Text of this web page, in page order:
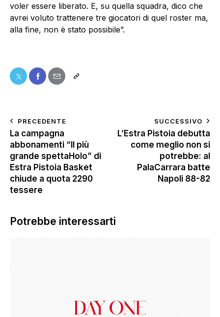
voler essere liberato. E, su quella squadra, dico che
avrei voluto trattenere tre giocatori di quel roster ma,
alla fine, non è stato possibile”.
PRECEDENTE
La campagna
abbonamenti “Il più
grande spettaHolo” di
Estra Pistoia Basket
chiude a quota 2290
tessere
SUCCESSIVO
L’Estra Pistoia debutta
come meglio non si
potrebbe: al
PalaCarrara batte
Napoli 88-82
Potrebbe interessarti